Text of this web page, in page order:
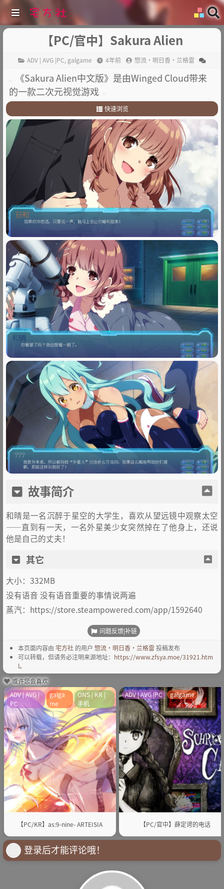
【PC/官中】Sakura Alien
ADV | AVG |PC, galgame 4年前 惣流·明日香·兰格雷
《Sakura Alien中文版》是由Winged Cloud带来
的一款二次元视觉游戏
快速浏览
1.故事简介
2.其它
故事简介
和晴是一名沉醉于星空的大学生，喜欢从望远镜中观察太空
——直到有一天，一名外星美少女突然掉在了他身上，还说
他是自己的丈夫！
其它
大小：332MB
没有语音 没有语音重要的事情说两遍
蒸汽：https://store.steampowered.com/app/1592640
问题反馈|补链
本页面内容由 宅方社 的用户 惣流·明日香·兰格雷 投稿发布
可以转载，但请务必注明来源地址： https://www.zfsya.moe/31921.htm
l。
或许您会喜欢
【PC/KR】as:9-nine- ARTEISIA
ADV | AVG |
PC
galga
me
ONS | KR |
手机
【PC/官中】薛定谔的电话
ADV | AVG |PC galgame
登录后才能评论哦！